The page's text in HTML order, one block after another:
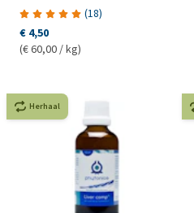
(18)
€ 4,50
(€ 60,00 / kg)
Herhaal